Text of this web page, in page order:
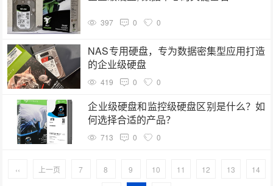
希捷银河(151)
H200(150)
企业级SSD(150)
硬盘批发价格(149)
固态硬盘(147)
397 0 0
NAS专用硬盘，专为数据密集型应用打造
的企业级硬盘
419 0 0
企业级硬盘和监控级硬盘区别是什么？如
何选择合适的产品？
713 0 0
‹‹ 上一页 7 8 9 10 11 12 13 14